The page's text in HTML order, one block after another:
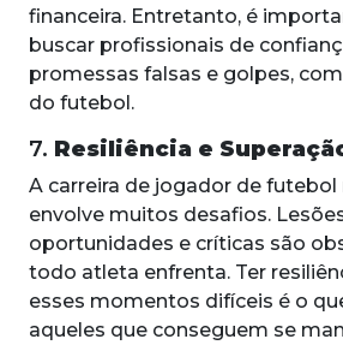
financeira. Entretanto, é
buscar profissionais de
promessas falsas e golpes,
do futebol.
7. Resiliência e
A carreira de jogador de futebol
envolve muitos desafios.
oportunidades e críticas são
todo atleta enfrenta. Ter
esses momentos difíceis é o
aqueles que conseguem se